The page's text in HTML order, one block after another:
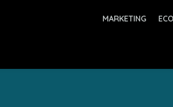
MARKETING